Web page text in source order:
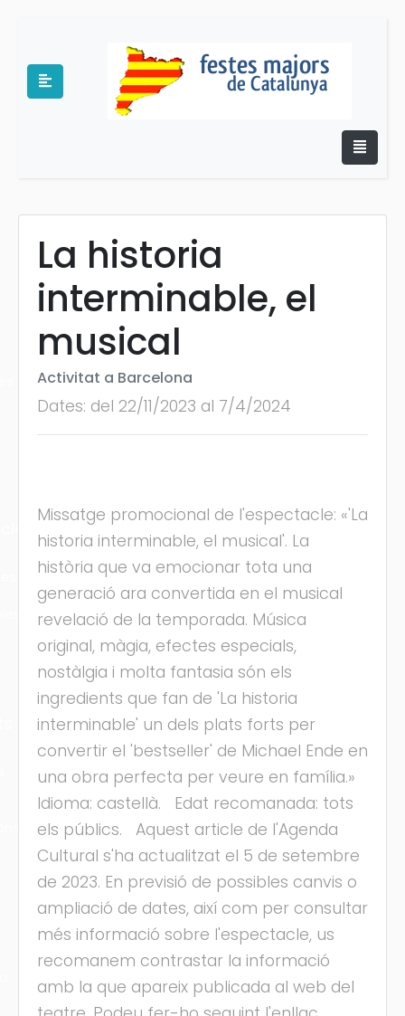
La historia
interminable, el
musical
Activitat a Barcelona
Dates: del 22/11/2023 al 7/4/2024
Missatge promocional de l'espectacle: «'La
historia interminable, el musical'. La
història que va emocionar tota una
generació ara convertida en el musical
revelació de la temporada. Música
original, màgia, efectes especials,
nostàlgia i molta fantasia són els
ingredients que fan de 'La historia
interminable' un dels plats forts per
convertir el 'bestseller' de Michael Ende en
una obra perfecta per veure en família.»
Idioma: castellà. Edat recomanada: tots
els públics. Aquest article de l'Agenda
Cultural s'ha actualitzat el 5 de setembre
de 2023. En previsió de possibles canvis o
ampliació de dates, així com per consultar
més informació sobre l'espectacle, us
recomanem contrastar la informació
amb la que apareix publicada al web del